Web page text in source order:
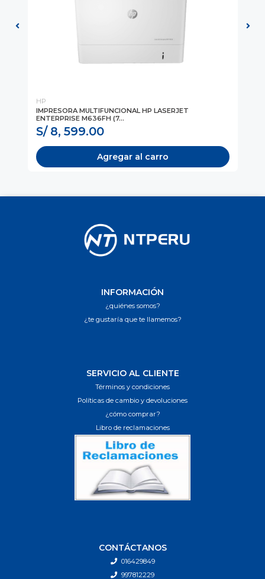
HP
IMPRESORA MULTIFUNCIONAL HP LASERJET
ENTERPRISE M636FH (7...
S/ 8, 599.00
Agregar al carro
INFORMACIÓN
¿quiénes somos?
¿te gustaría que te llamemos?
SERVICIO AL CLIENTE
Términos y condiciones
Políticas de cambio y devoluciones
¿cómo comprar?
Libro de reclamaciones
CONTÁCTANOS
016429849
997812229